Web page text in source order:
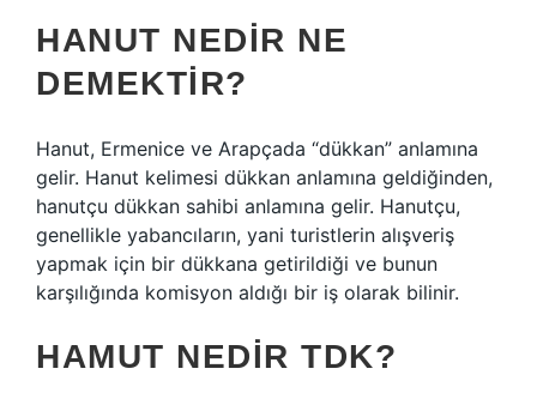
HANUT NEDIR NE
DEMEKTIR?
Hanut, Ermenice ve Arapçada “dükkan” anlamına
gelir. Hanut kelimesi dükkan anlamına geldiğinden,
hanutçu dükkan sahibi anlamına gelir. Hanutçu,
genellikle yabancıların, yani turistlerin alışveriş
yapmak için bir dükkana getirildiği ve bunun
karşılığında komisyon aldığı bir iş olarak bilinir.
HAMUT NEDIR TDK?